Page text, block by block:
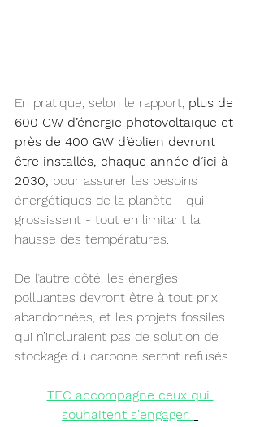
En pratique, selon le rapport, plus de
600 GW d’énergie photovoltaïque et
près de 400 GW d’éolien devront
être installés, chaque année d’ici à
2030, pour assurer les besoins
énergétiques de la planète - qui
grossissent - tout en limitant la
hausse des températures.
De l’autre côté, les énergies
polluantes devront être à tout prix
abandonnées, et les projets fossiles
qui n’incluraient pas de solution de
stockage du carbone seront refusés.
TEC accompagne ceux qui
souhaitent s'engager.